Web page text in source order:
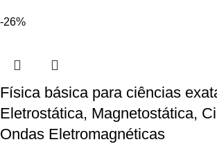
-26%
Física básica para ciências
Eletrostática, Magnetostática,
Ondas Eletromagnéticas